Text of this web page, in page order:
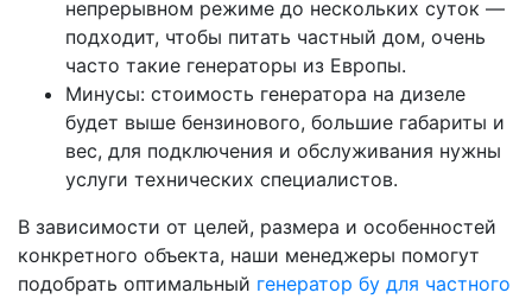
непрерывном режиме до нескольких суток —
подходит, чтобы питать частный дом, очень
часто такие генераторы из Европы.
Минусы: стоимость генератора на дизеле
будет выше бензинового, большие габариты и
вес, для подключения и обслуживания нужны
услуги технических специалистов.
В зависимости от целей, размера и особенностей
конкретного объекта, наши менеджеры помогут
подобрать оптимальный генератор бу для частного